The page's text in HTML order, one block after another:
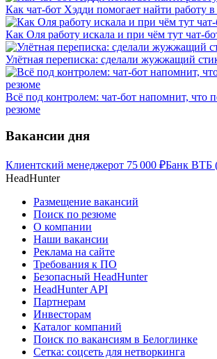
Как чат-бот Хэдди помогает найти работу
Как Оля работу искала и при чём тут чат-
Улётная переписка: сделали жужжащий
Всё под контролем: чат-бот напомнит, что
резюме
Вакансии дня
Клиентский менеджерот 75 000 ₽Банк ВТБ
HeadHunter
Размещение вакансий
Поиск по резюме
О компании
Наши вакансии
Реклама на сайте
Требования к ПО
Безопасный HeadHunter
HeadHunter API
Партнерам
Инвесторам
Каталог компаний
Поиск по вакансиям в Белоглинке
Сетка: соцсеть для нетворкинга